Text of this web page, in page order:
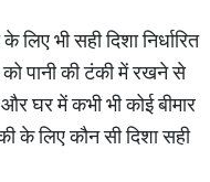
भी सही दिशा निर्धारित
पानी की टंकी में रखने से
और घर में कभी भी कोई बीमार
के लिए कौन सी दिशा सही